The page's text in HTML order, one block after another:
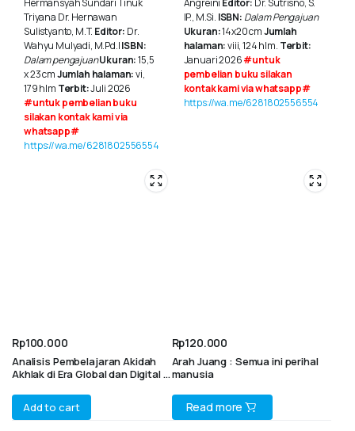
Hermansyah Sundari Tinuk
Triyana Dr. Hernawan
Sulistyanto, M.T. Editor: Dr.
Wahyu Mulyadi, M.Pd.IISBN:
Dalam pengajuanUkuran:15,5
x 23 cmJumlah halaman:vi,
179 hlm Terbit:Juli 2026
#untuk pembelian buku
silakan kontak kami via
whatsapp#
https://wa.me/6281802556554
Angreini Editor: Dr. Sutrisno, S.
IP., M.Si. ISBN: Dalam Pengajuan
Ukuran:14x20 cmJumlah
halaman:viii, 124 hlm. Terbit:
Januari 2026#untuk
pembelian buku silakan
kontak kami via whatsapp#
https://wa.me/6281802556554
Rp100.000
Analisis Pembelajaran Akidah
Akhlak di Era Global dan Digital :
Tantangan dan Inovasi
Pendidikan
Add to cart
Rp120.000
Arah Juang : Semua ini perihal
manusia
Read more